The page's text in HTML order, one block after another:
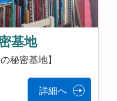
基地
秘密基地】
詳細へ